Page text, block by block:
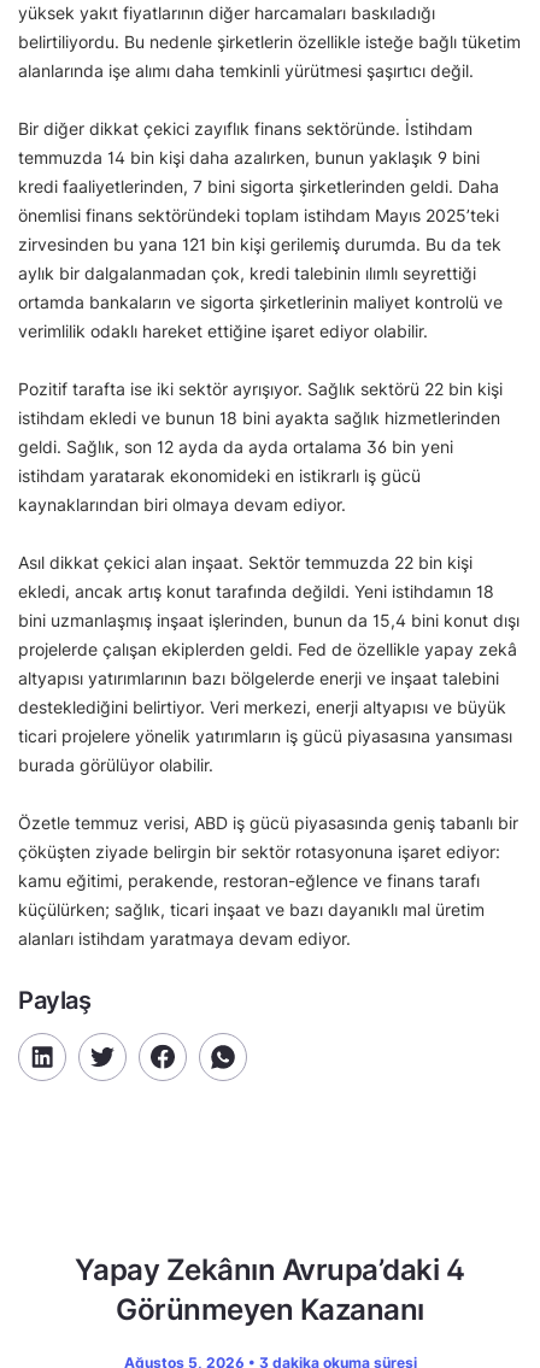
yüksek yakıt fiyatlarının diğer harcamaları baskıladığı
belirtiliyordu. Bu nedenle şirketlerin özellikle isteğe bağlı tüketim
alanlarında işe alımı daha temkinli yürütmesi şaşırtıcı değil.
Bir diğer dikkat çekici zayıflık finans sektöründe. İstihdam
temmuzda 14 bin kişi daha azalırken, bunun yaklaşık 9 bini
kredi faaliyetlerinden, 7 bini sigorta şirketlerinden geldi. Daha
önemlisi finans sektöründeki toplam istihdam Mayıs 2025’teki
zirvesinden bu yana 121 bin kişi gerilemiş durumda. Bu da tek
aylık bir dalgalanmadan çok, kredi talebinin ılımlı seyrettiği
ortamda bankaların ve sigorta şirketlerinin maliyet kontrolü ve
verimlilik odaklı hareket ettiğine işaret ediyor olabilir.
Pozitif tarafta ise iki sektör ayrışıyor. Sağlık sektörü 22 bin kişi
istihdam ekledi ve bunun 18 bini ayakta sağlık hizmetlerinden
geldi. Sağlık, son 12 ayda da ayda ortalama 36 bin yeni
istihdam yaratarak ekonomideki en istikrarlı iş gücü
kaynaklarından biri olmaya devam ediyor.
Asıl dikkat çekici alan inşaat. Sektör temmuzda 22 bin kişi
ekledi, ancak artış konut tarafında değildi. Yeni istihdamın 18
bini uzmanlaşmış inşaat işlerinden, bunun da 15,4 bini konut dışı
projelerde çalışan ekiplerden geldi. Fed de özellikle yapay zekâ
altyapısı yatırımlarının bazı bölgelerde enerji ve inşaat talebini
desteklediğini belirtiyor. Veri merkezi, enerji altyapısı ve büyük
ticari projelere yönelik yatırımların iş gücü piyasasına yansıması
burada görülüyor olabilir.
Özetle temmuz verisi, ABD iş gücü piyasasında geniş tabanlı bir
çöküşten ziyade belirgin bir sektör rotasyonuna işaret ediyor:
kamu eğitimi, perakende, restoran-eğlence ve finans tarafı
küçülürken; sağlık, ticari inşaat ve bazı dayanıklı mal üretim
alanları istihdam yaratmaya devam ediyor.
Paylaş
Yapay Zekânın Avrupa’daki 4
Görünmeyen Kazananı
Ağustos 5, 2026 • 3 dakika okuma süresi